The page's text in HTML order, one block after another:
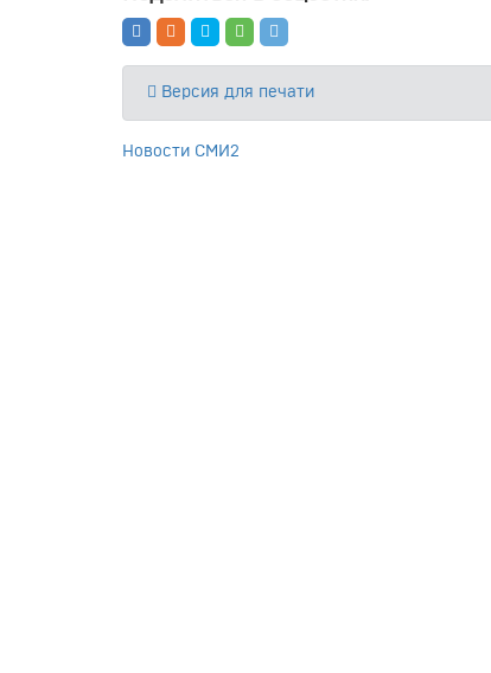
Версия для печати
Новости СМИ2